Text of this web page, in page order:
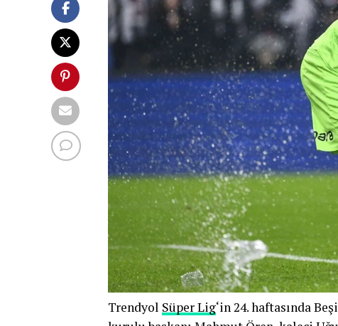
Trendyol Süper Lig‘in 24. haftasında